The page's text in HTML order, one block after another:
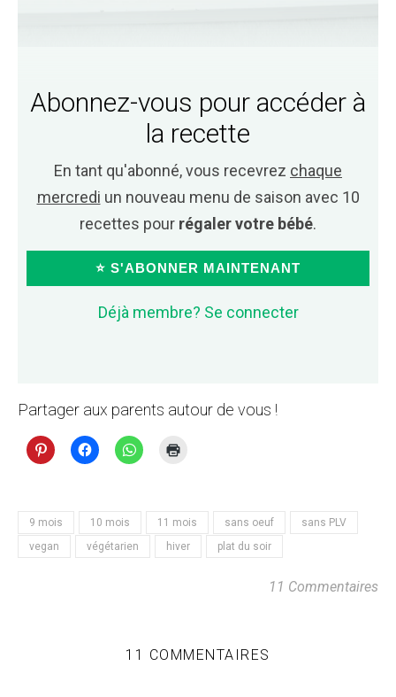
Abonnez-vous pour accéder à
la recette
En tant qu'abonné, vous recevrez chaque
mercredi un nouveau menu de saison avec 10
recettes pour régaler votre bébé.
⭐ S'ABONNER MAINTENANT
Déjà membre? Se connecter
Partager aux parents autour de vous !
9 mois 10 mois 11 mois sans oeuf
sans PLV
vegan
végétarien hiver plat du soir
11 Commentaires
11 COMMENTAIRES